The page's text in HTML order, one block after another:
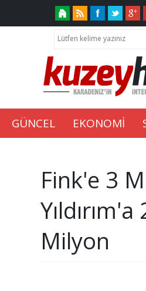
GÜNCEL EKONOMİ
Fink'e 3
Yıldırım'a
Milyon